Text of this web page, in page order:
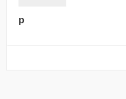
p